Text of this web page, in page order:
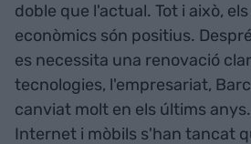
doble que l'actual. Tot i això,
econòmics són positius.
es necessita una renovació
tecnologies, l'empresariat,
canviat molt en els últims
Internet i mòbils s'han tancat